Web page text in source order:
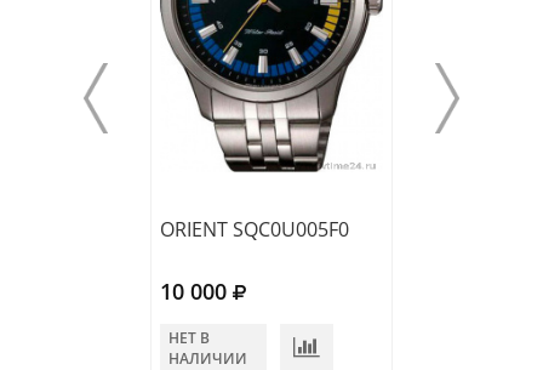
ORIENT SQC0U005F0
10 000
НЕТ В
НАЛИЧИИ